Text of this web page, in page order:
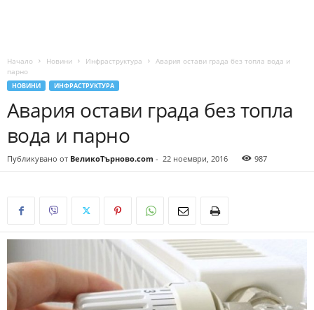
Начало Новини Инфраструктура
Авария остави града без топла вода и
парно
НОВИНИ ИНФРАСТРУКТУРА
Авария остави града без топла
вода и парно
Публикувано от ВеликоТърново.com - 22 ноември, 2016 987